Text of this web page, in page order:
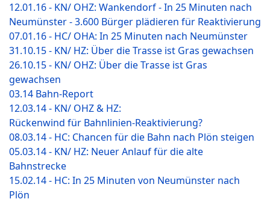
12.01.16 - KN/ OHZ: Wankendorf - In 25 Minuten nach
Neumünster - 3.600 Bürger plädieren für Reaktivierung
07.01.16 - HC/ OHA: In 25 Minuten nach Neumünster
31.10.15 - KN/ HZ: Über die Trasse ist Gras gewachsen
26.10.15 - KN/ OHZ: Über die Trasse ist Gras
gewachsen
03.14 Bahn-Report
12.03.14 - KN/ OHZ & HZ:
Rückenwind für Bahnlinien-Reaktivierung?
08.03.14 - HC: Chancen für die Bahn nach Plön steigen
05.03.14 - KN/ HZ: Neuer Anlauf für die alte
Bahnstrecke
15.02.14 - HC: In 25 Minuten von Neumünster nach
Plön